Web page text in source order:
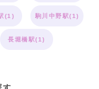
(1) 駒川中野駅(1)
長堀橋駅(1)